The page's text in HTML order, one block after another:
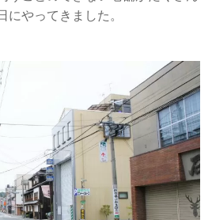
やってきました。